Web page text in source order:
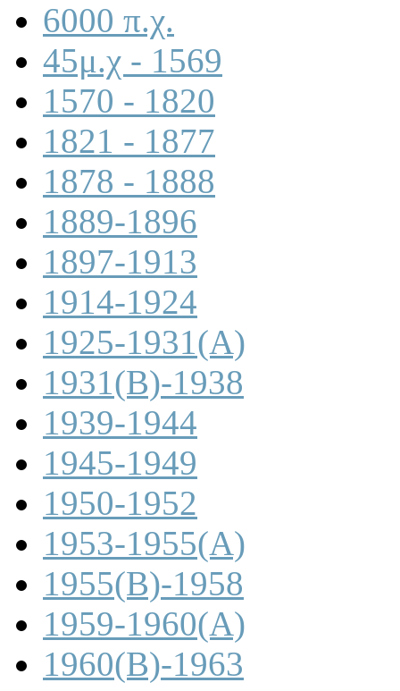
6000 π.χ.
45μ.χ - 1569
1570 - 1820
1821 - 1877
1878 - 1888
1889-1896
1897-1913
1914-1924
1925-1931(A)
1931(B)-1938
1939-1944
1945-1949
1950-1952
1953-1955(A)
1955(B)-1958
1959-1960(A)
1960(B)-1963